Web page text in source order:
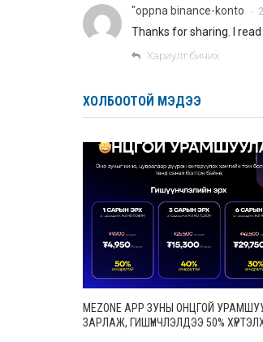
"oppna binance-konto •
Thanks for sharing. I
Хариулт бичих
ХОЛБООТОЙ МЭДЭЭ
MEZONE APP ЗУНЫ ОНЦГОЙ
ЗАРЛАЖ, ГИШҮҮНЧЛЭЛДЭЭ 50%